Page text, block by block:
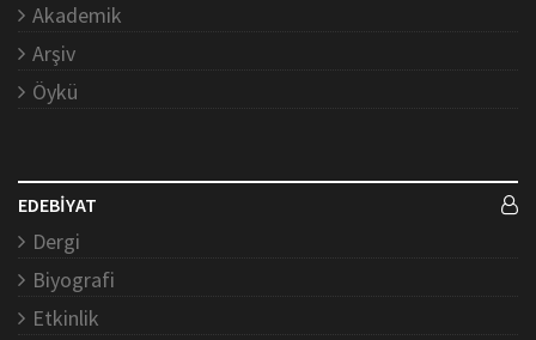
Akademik
Arşiv
Öykü
EDEBİYAT
Dergi
Biyografi
Etkinlik